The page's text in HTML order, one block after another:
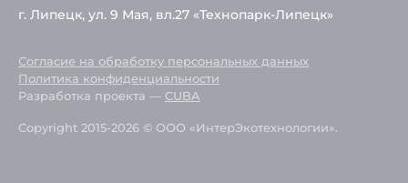
г. Липецк, ул. 9 Мая, вл.27 «Технопарк-Липецк»
Согласие на обработку персональных данных
Политика конфиденциальности
Разработка проекта — CUBA
Copyright 2015-2026 © ООО «ИнтерЭкотехнологии».